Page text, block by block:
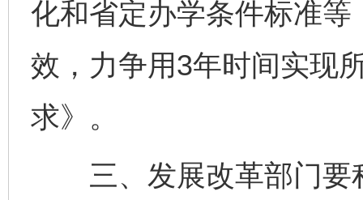
化和省定办学条件标准
效，力争用3年时间实现
求》。
三、发展改革部门要